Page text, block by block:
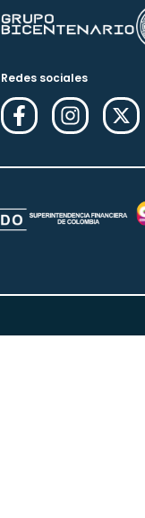
Redes sociales